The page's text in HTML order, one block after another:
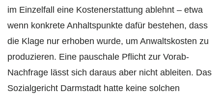
im Einzelfall eine Kostenerstattung ablehnt – etwa
wenn konkrete Anhaltspunkte dafür bestehen, dass
die Klage nur erhoben wurde, um Anwaltskosten zu
produzieren. Eine pauschale Pflicht zur Vorab-
Nachfrage lässt sich daraus aber nicht ableiten. Das
Sozialgericht Darmstadt hatte keine solchen